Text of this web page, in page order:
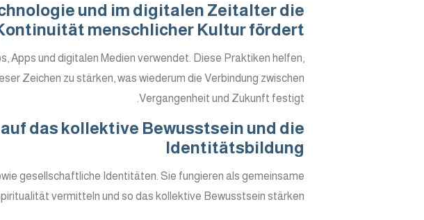
und im digitalen Zeitalter die
menschlicher Kultur fördert
Apps und digitalen Medien verwendet. Diese Praktiken helfen,
Zeichen zu stärken, was wiederum die Verbindung zwischen
Vergangenheit und Zukunft festigt.
das kollektive Bewusstsein und die
Identitätsbildung
gesellschaftliche Identitäten. Sie fungieren als gemeinsame
vermitteln und so das kollektive Bewusstsein stärken.